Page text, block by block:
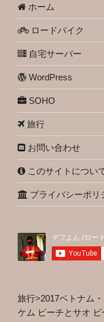
ホーム
ロードバイク
自宅サーバー
WordPress
SOHO
旅行
お問い合わせ
このサイトについ
プライバシーポリ
旅行>2017ベトナム
ケム ビーチとサオ